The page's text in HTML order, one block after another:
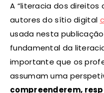
A “literacia dos direitos
autores do sítio digital
usada nesta publicação
fundamental da
importante que os
assumam uma
compreenderem,